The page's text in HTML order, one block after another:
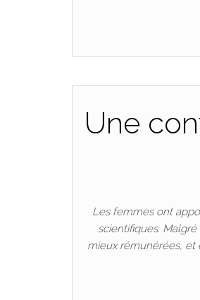
Une
Les femmes ont
scientifiques.
mieux rémunérées, et